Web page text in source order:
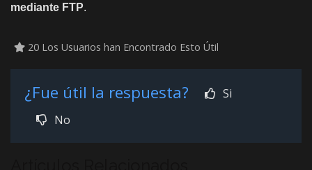
mediante FTP.
20 Los Usuarios han Encontrado Esto Útil
¿Fue útil la respuesta?
Si
No